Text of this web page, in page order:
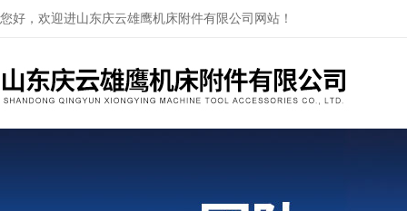
您好，欢迎进山东庆云雄鹰机床附件有限公司网站！